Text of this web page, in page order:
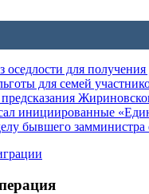
для
для семей
инициированные
бывшего